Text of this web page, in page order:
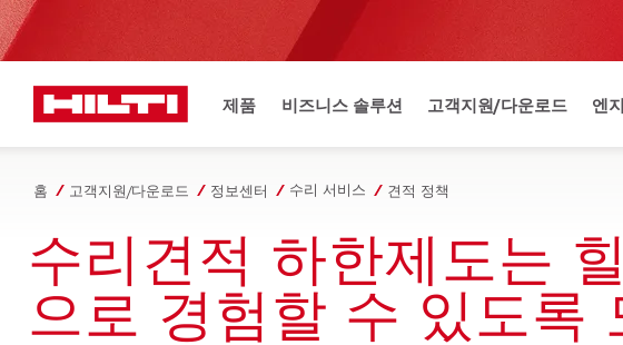
제품 비즈니스 솔루션 고객지원/다운로드 엔
홈 고객지원/다운로드 정보센터 수리 서비스 견적 정책
수리견적 하한제도는
으로 경험할 수 있도록